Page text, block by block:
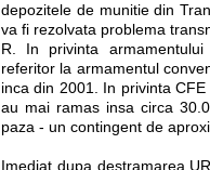
depozitele de munitie din
va fi rezolvata problema
R. In privinta
referitor la armamentul
inca din 2001. In privinta
au mai ramas insa circa
paza - un contingent de
Imediat dupa destramarea